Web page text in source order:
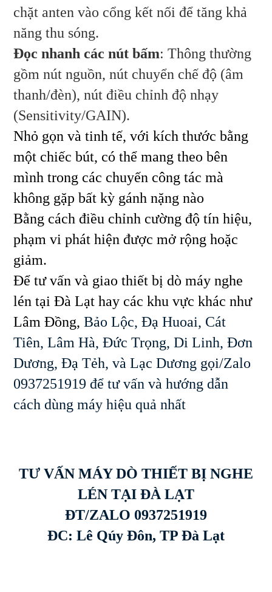
chặt anten vào cổng kết nối để tăng khả
năng thu sóng.
Đọc nhanh các nút bấm: Thông thường
gồm nút nguồn, nút chuyển chế độ (âm
thanh/đèn), nút điều chỉnh độ nhạy
(Sensitivity/GAIN).
Nhỏ gọn và tinh tế, với kích thước bằng
một chiếc bút, có thể mang theo bên
mình trong các chuyến công tác mà
không gặp bất kỳ gánh nặng nào
Bằng cách điều chỉnh cường độ tín hiệu,
phạm vi phát hiện được mở rộng hoặc
giảm.
Để tư vấn và giao thiết bị dò máy nghe
lén tại Đà Lạt hay các khu vực khác như
Lâm Đồng,Bảo Lộc, Đạ Huoai, Cát
Tiên, Lâm Hà, Đức Trọng, Di Linh, Đơn
Dương, Đạ Tẻh, và Lạc Dương gọi/Zalo
0937251919 để tư vấn và hướng dẫn
cách dùng máy hiệu quả nhất
TƯ VẤN MÁY DÒ THIẾT BỊ NGHE
LÉN TẠI ĐÀ LẠT
ĐT/ZALO 0937251919
ĐC: Lê Qúy Đôn, TP Đà Lạt